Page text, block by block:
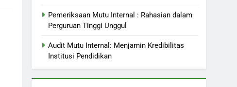
Pemeriksaan Mutu Internal : Rahasian dalam
Perguruan Tinggi Unggul
Audit Mutu Internal: Menjamin Kredibilitas
Institusi Pendidikan